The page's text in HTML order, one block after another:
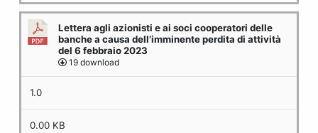
Lettera agli azionisti e ai soci cooperatori delle
banche a causa dell’imminente perdita di attività
del 6 febbraio 2023
19 download
1.0
0.00 KB